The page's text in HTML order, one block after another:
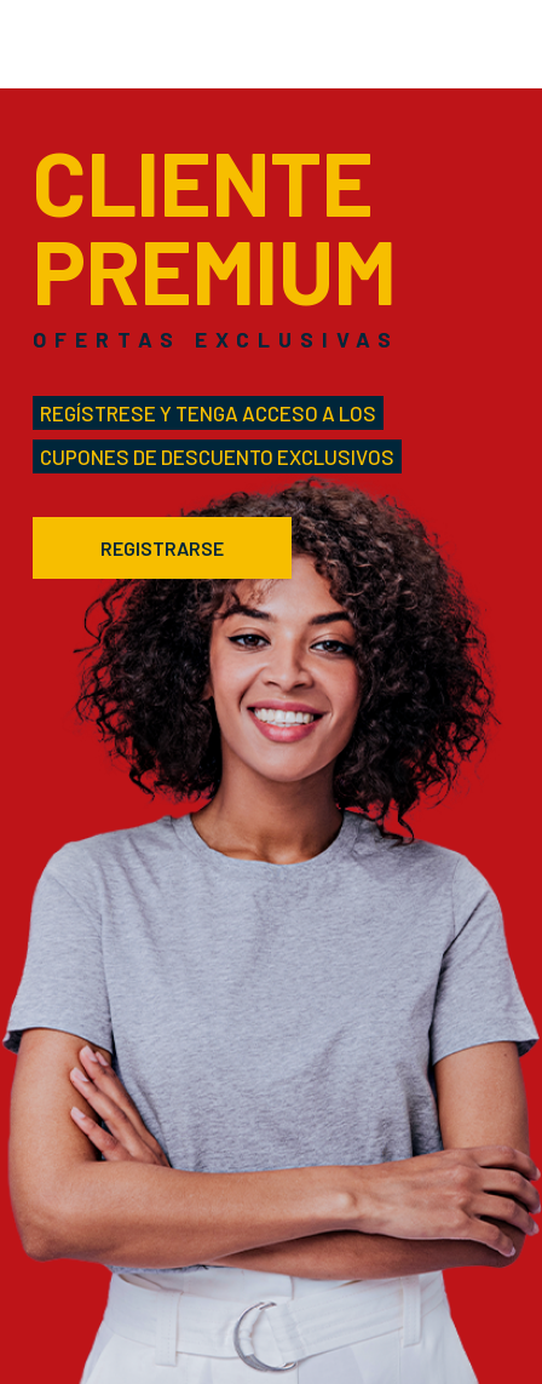
CLIENTE
PREMIUM
OFERTAS EXCLUSIVAS
REGÍSTRESE Y TENGA ACCESO A LOS
CUPONES DE DESCUENTO EXCLUSIVOS
REGISTRARSE